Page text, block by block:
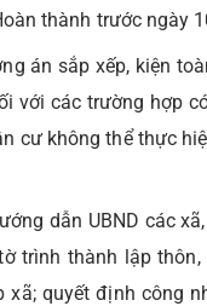
thành trước ngày
án sắp xếp, kiện
với các trường hợp
cư không thể thực
dẫn UBND các
trình thành lập
quyết định công